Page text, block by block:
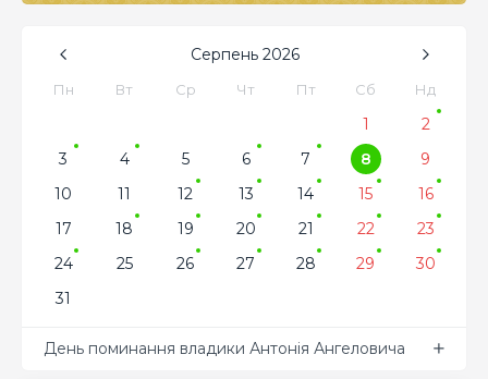
Серпень 2026
Пн Вт Ср Чт Пт Сб Нд
1
2
3
4 5 6 7 8
9
10
11 12 13 14 15
16
17
18 19 20 21 22
23
24
25 26 27 28 29
30
31
День поминання владики Антонія Ангеловича